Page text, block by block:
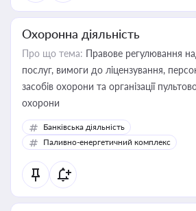
Охоронна діяльність
Про що тема: Правове регулювання
послуг, вимоги до ліцензування,
засобів охорони та організації
охорони
Банківська діяльність
Паливно-енергетичний комплекс